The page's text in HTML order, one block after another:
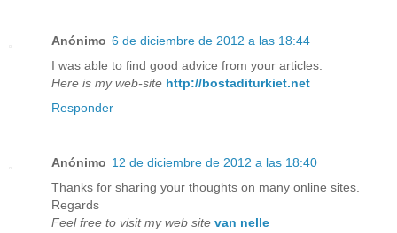
Anónimo 6 de diciembre de 2012 a las 18:44
I was able to find good advice from your articles.
Here is my web-site http://bostaditurkiet.net
Responder
Anónimo 12 de diciembre de 2012 a las 18:40
Thanks for sharing your thoughts on many online sites.
Regards
Feel free to visit my web site van nelle